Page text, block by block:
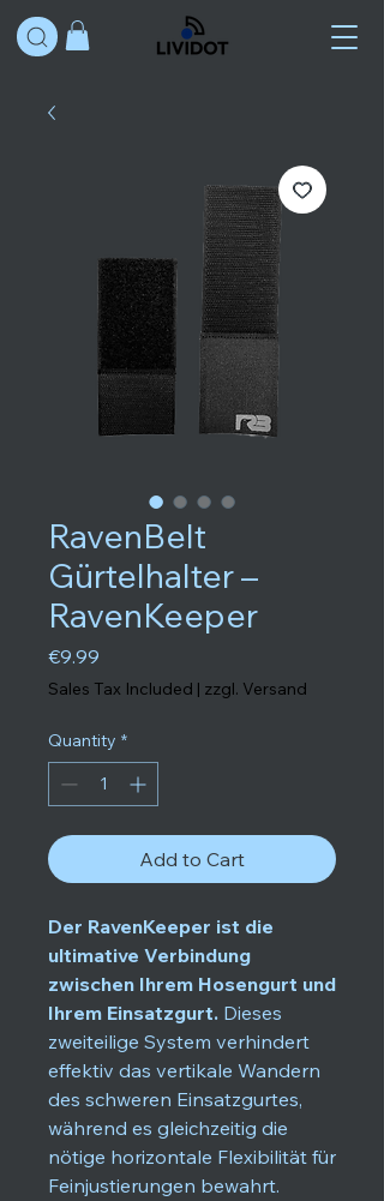
RavenBelt
Gürtelhalter –
RavenKeeper
€9.99
Sales Tax Included | zzgl. Versand
Quantity *
Add to Cart
Der RavenKeeper ist die
ultimative Verbindung
zwischen Ihrem Hosengurt und
Ihrem Einsatzgurt. Dieses
zweiteilige System verhindert
effektiv das vertikale Wandern
des schweren Einsatzgurtes,
während es gleichzeitig die
nötige horizontale Flexibilität für
Feinjustierungen bewahrt.